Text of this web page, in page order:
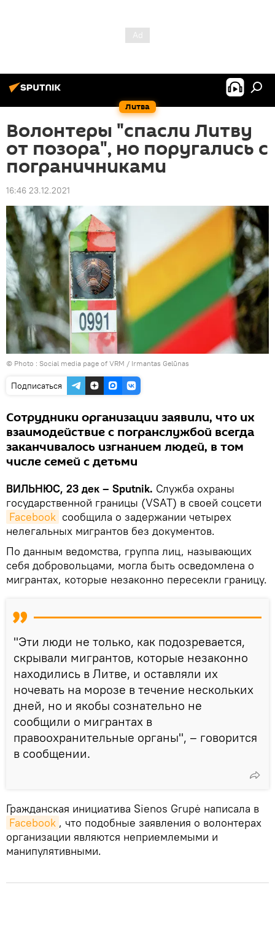
Литва
Волонтеры "спасли Литву
от позора", но поругались с
пограничниками
16:46 23.12.2021
© Photo : Social media page of VRM / Irmantas Gelūnas
Подписаться
Сотрудники организации заявили, что их
взаимодействие с погранслужбой всегда
заканчивалось изгнанием людей, в том
числе семей с детьми
ВИЛЬНЮС, 23 дек – Sputnik. Служба охраны
государственной границы (VSAT) в своей соцсети
Facebook сообщила о задержании четырех
нелегальных мигрантов без документов.
По данным ведомства, группа лиц, называющих
себя добровольцами, могла быть осведомлена о
мигрантах, которые незаконно пересекли границу.
"Эти люди не только, как подозревается,
скрывали мигрантов, которые незаконно
находились в Литве, и оставляли их
ночевать на морозе в течение нескольких
дней, но и якобы сознательно не
сообщили о мигрантах в
правоохранительные органы", – говорится
в сообщении.
Гражданская инициатива Sienos Grupė написала в
Facebook , что подобные заявления о волонтерах
организации являются неприемлемыми и
манипулятивными.